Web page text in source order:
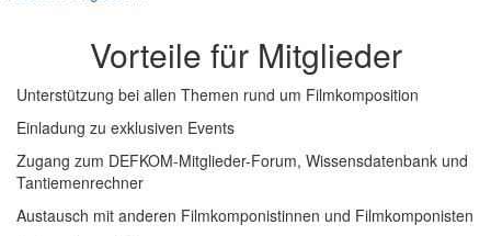
Vorteile für Mitglieder
Unterstützung bei allen Themen rund um Filmkomposition
Einladung zu exklusiven Events
Zugang zum DEFKOM-Mitglieder-Forum, Wissensdatenbank und
Tantiemenrechner
Austausch mit anderen Filmkomponistinnen und Filmkomponisten